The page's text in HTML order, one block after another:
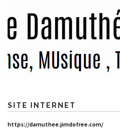
SITE INTERNET
https://damuthee.jimdofree.com/